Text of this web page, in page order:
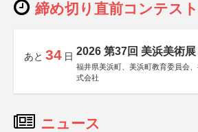
締め切り直前コンテスト
あと 34 日 2026 第37回 美浜美術展
福井県美浜町、美浜町教育委員会
式会社
ニュース